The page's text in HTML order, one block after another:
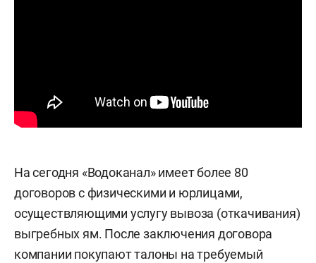
На сегодня «Водоканал» имеет более 80
договоров с физическими и юрлицами,
осуществляющими услугу вывоза (откачивания)
выгребных ям. После заключения договора
компании покупают талоны на требуемый